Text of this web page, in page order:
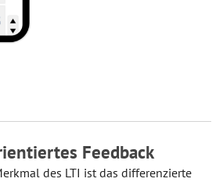
Feedback
des LTI ist das differenzierte